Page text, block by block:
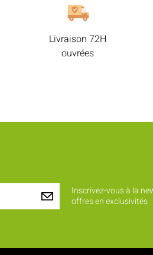
Livraison 72H
ouvrées
Inscrivez-vous à la
offres en exclusivités